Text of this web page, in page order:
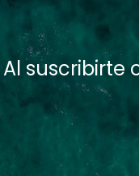
Al suscribirte